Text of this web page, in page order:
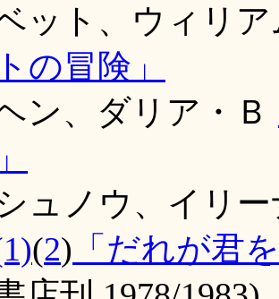
ット、ウィリア
の冒険」
ン、ダリア・Ｂ
ュノウ、イリー
(2) 「だれが君